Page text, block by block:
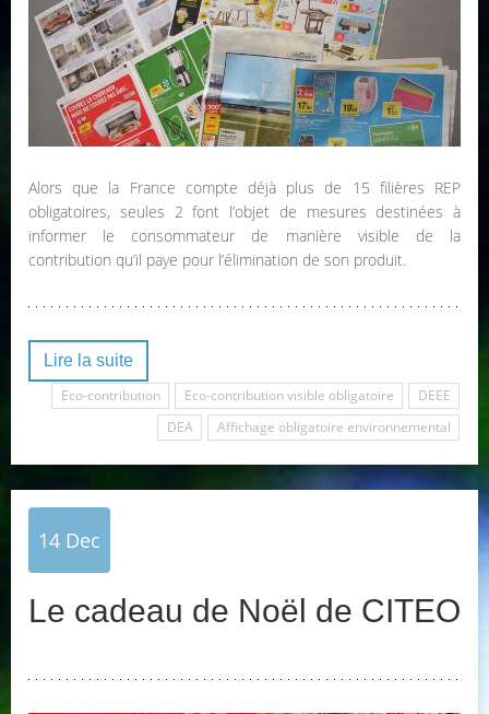
Alors que la France compte déjà plus de 15 filières REP
obligatoires, seules 2 font l’objet de mesures destinées à
informer le consommateur de manière visible de la
contribution qu’il paye pour l’élimination de son produit.
Lire la suite
Eco-contribution
Eco-contribution visible obligatoire
DEEE
DEA
Affichage obligatoire environnemental
14 Dec
Le cadeau de Noël de CITEO